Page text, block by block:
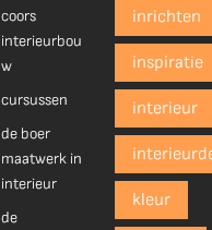
coors
interieurbou
w
cursussen
de boer
maatwerk in
interieur
de
inrichten
inspiratie
interieur
kleur